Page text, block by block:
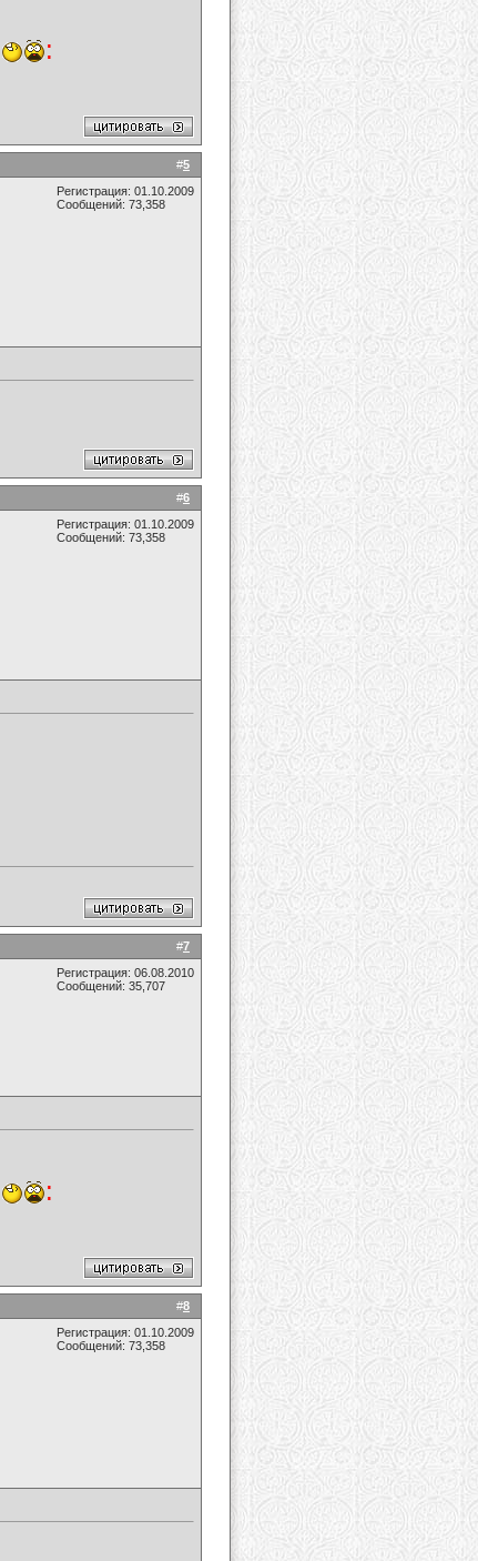
:
#5
Регистрация: 01.10.2009
Сообщений: 73,358
#6
Регистрация: 01.10.2009
Сообщений: 73,358
#7
Регистрация: 06.08.2010
Сообщений: 35,707
:
#8
Регистрация: 01.10.2009
Сообщений: 73,358